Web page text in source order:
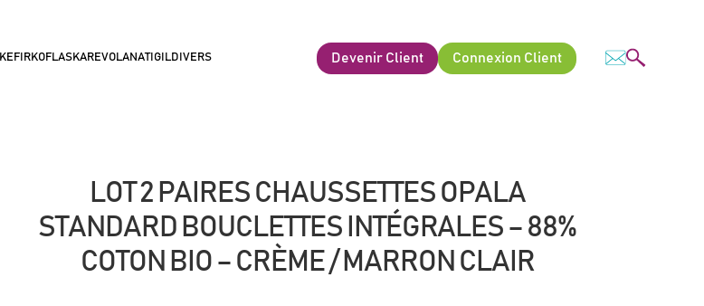
KEFIRKOFLASKAREVOLANATIGILDIVERS Devenir Client Connexion Client
LOT 2 PAIRES CHAUSSETTES OPALA
STANDARD BOUCLETTES INTÉGRALES – 88%
COTON BIO – CRÈME / MARRON CLAIR